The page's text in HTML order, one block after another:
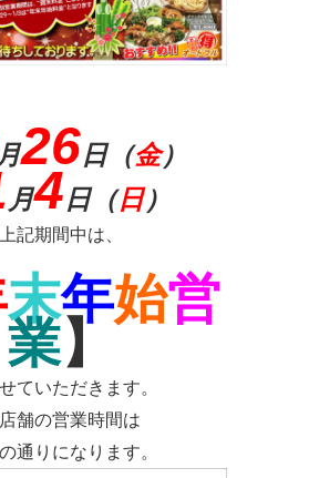
月26日（金）
月4日（日）
上記期間中は、
末年始営
業】
ていただきます。
舗の営業時間は
通りになります。